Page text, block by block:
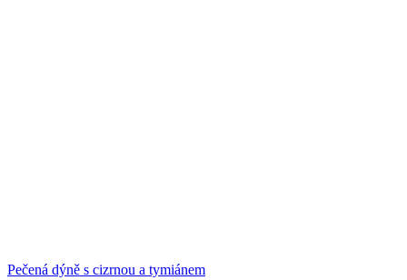
Pečená dýně s cizrnou a tymiánem